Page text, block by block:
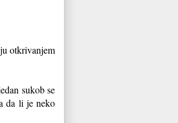
otkrivanjem
sukob se
da li je neko